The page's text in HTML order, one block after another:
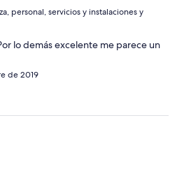
personal, servicios y instalaciones y
lo demás excelente me parece un
de 2019